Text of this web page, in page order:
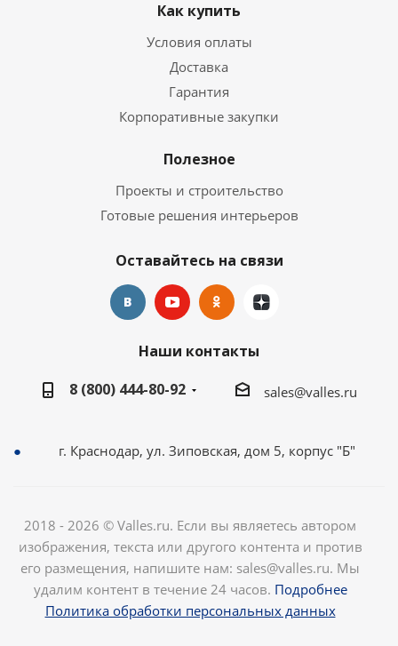
Как купить
Условия оплаты
Доставка
Гарантия
Корпоративные закупки
Полезное
Проекты и строительство
Готовые решения интерьеров
Оставайтесь на связи
Наши контакты
8 (800) 444-80-92
sales@valles.ru
г. Краснодар, ул. Зиповская, дом 5, корпус "Б"
2018 - 2026 © Valles.ru. Если вы являетесь автором
изображения, текста или другого контента и против
его размещения, напишите нам: sales@valles.ru. Мы
удалим контент в течение 24 часов. Подробнее
Политика обработки персональных данных